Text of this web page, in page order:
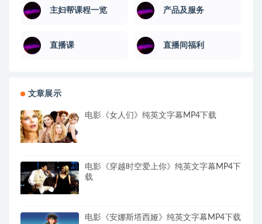
主妇帮课程一览 产品及服务
直播课 直播间福利
文章展示
电影《女人们》纯英文字幕MP4下载
电影《穿越时空爱上你》纯英文字幕MP4下
载
电影《安娜斯塔西娅》纯英文字幕MP4下载